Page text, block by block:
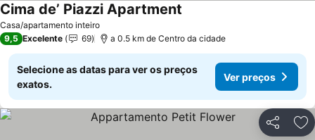
Casa/apartamento inteiro
Cima de’ Piazzi Apartment
9,5 Excelente 69 a 0.5 km de Centro da cidade
Selecione as datas para ver os preços
exatos.
Ver preços
Partilhar